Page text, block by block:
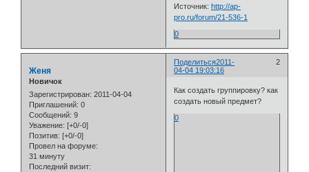
Источник:http://ap-
pro.ru/forum/21-536-1
0
Поделиться 2
2011-
04-04 19:03:16
Женя
Новичок
Зарегистрирован: 2011-04-04
Приглашений: 0
Сообщений: 9
Уважение: [+0/-0]
Позитив: [+0/-0]
Провел на форуме:
31 минуту
Последний визит:
Как создать группировку? как
создать новый предмет?
0